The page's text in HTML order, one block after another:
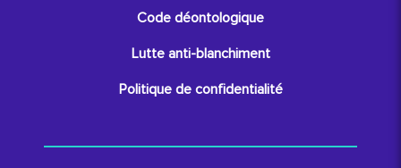
Code déontologique
Lutte anti-blanchiment
Politique de confidentialité